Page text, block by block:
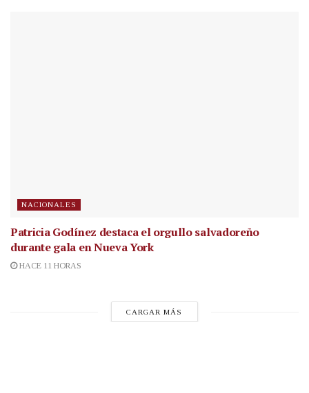
NACIONALES
Patricia Godínez destaca el orgullo salvadoreño
durante gala en Nueva York
HACE 11 HORAS
CARGAR MÁS